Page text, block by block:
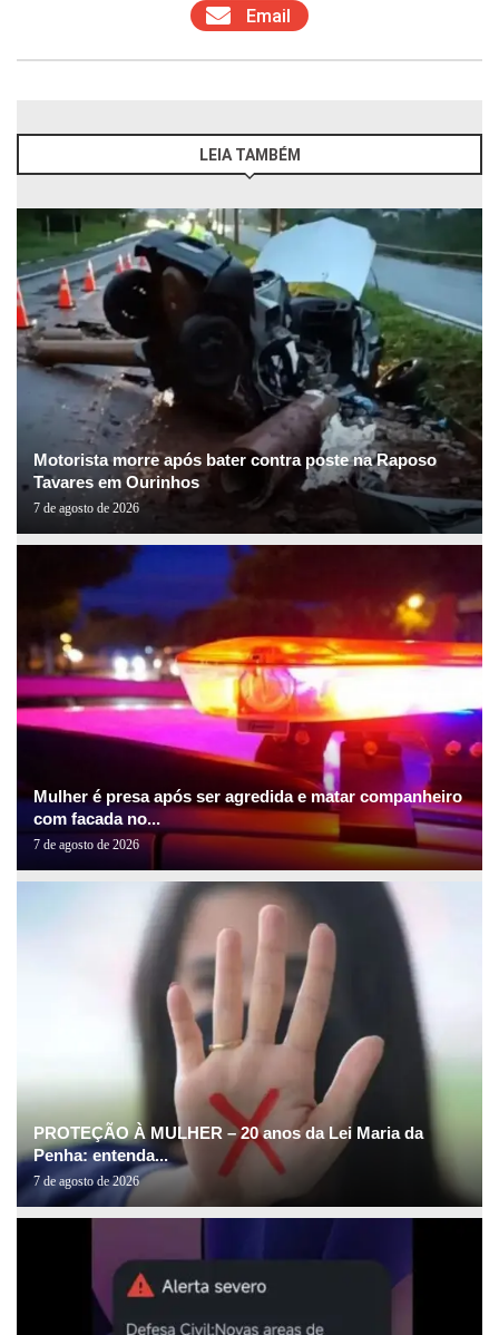
Email
LEIA TAMBÉM
Motorista morre após bater contra poste na Raposo
Tavares em Ourinhos
7 de agosto de 2026
Mulher é presa após ser agredida e matar companheiro
com facada no...
7 de agosto de 2026
PROTEÇÃO À MULHER – 20 anos da Lei Maria da
Penha: entenda...
7 de agosto de 2026